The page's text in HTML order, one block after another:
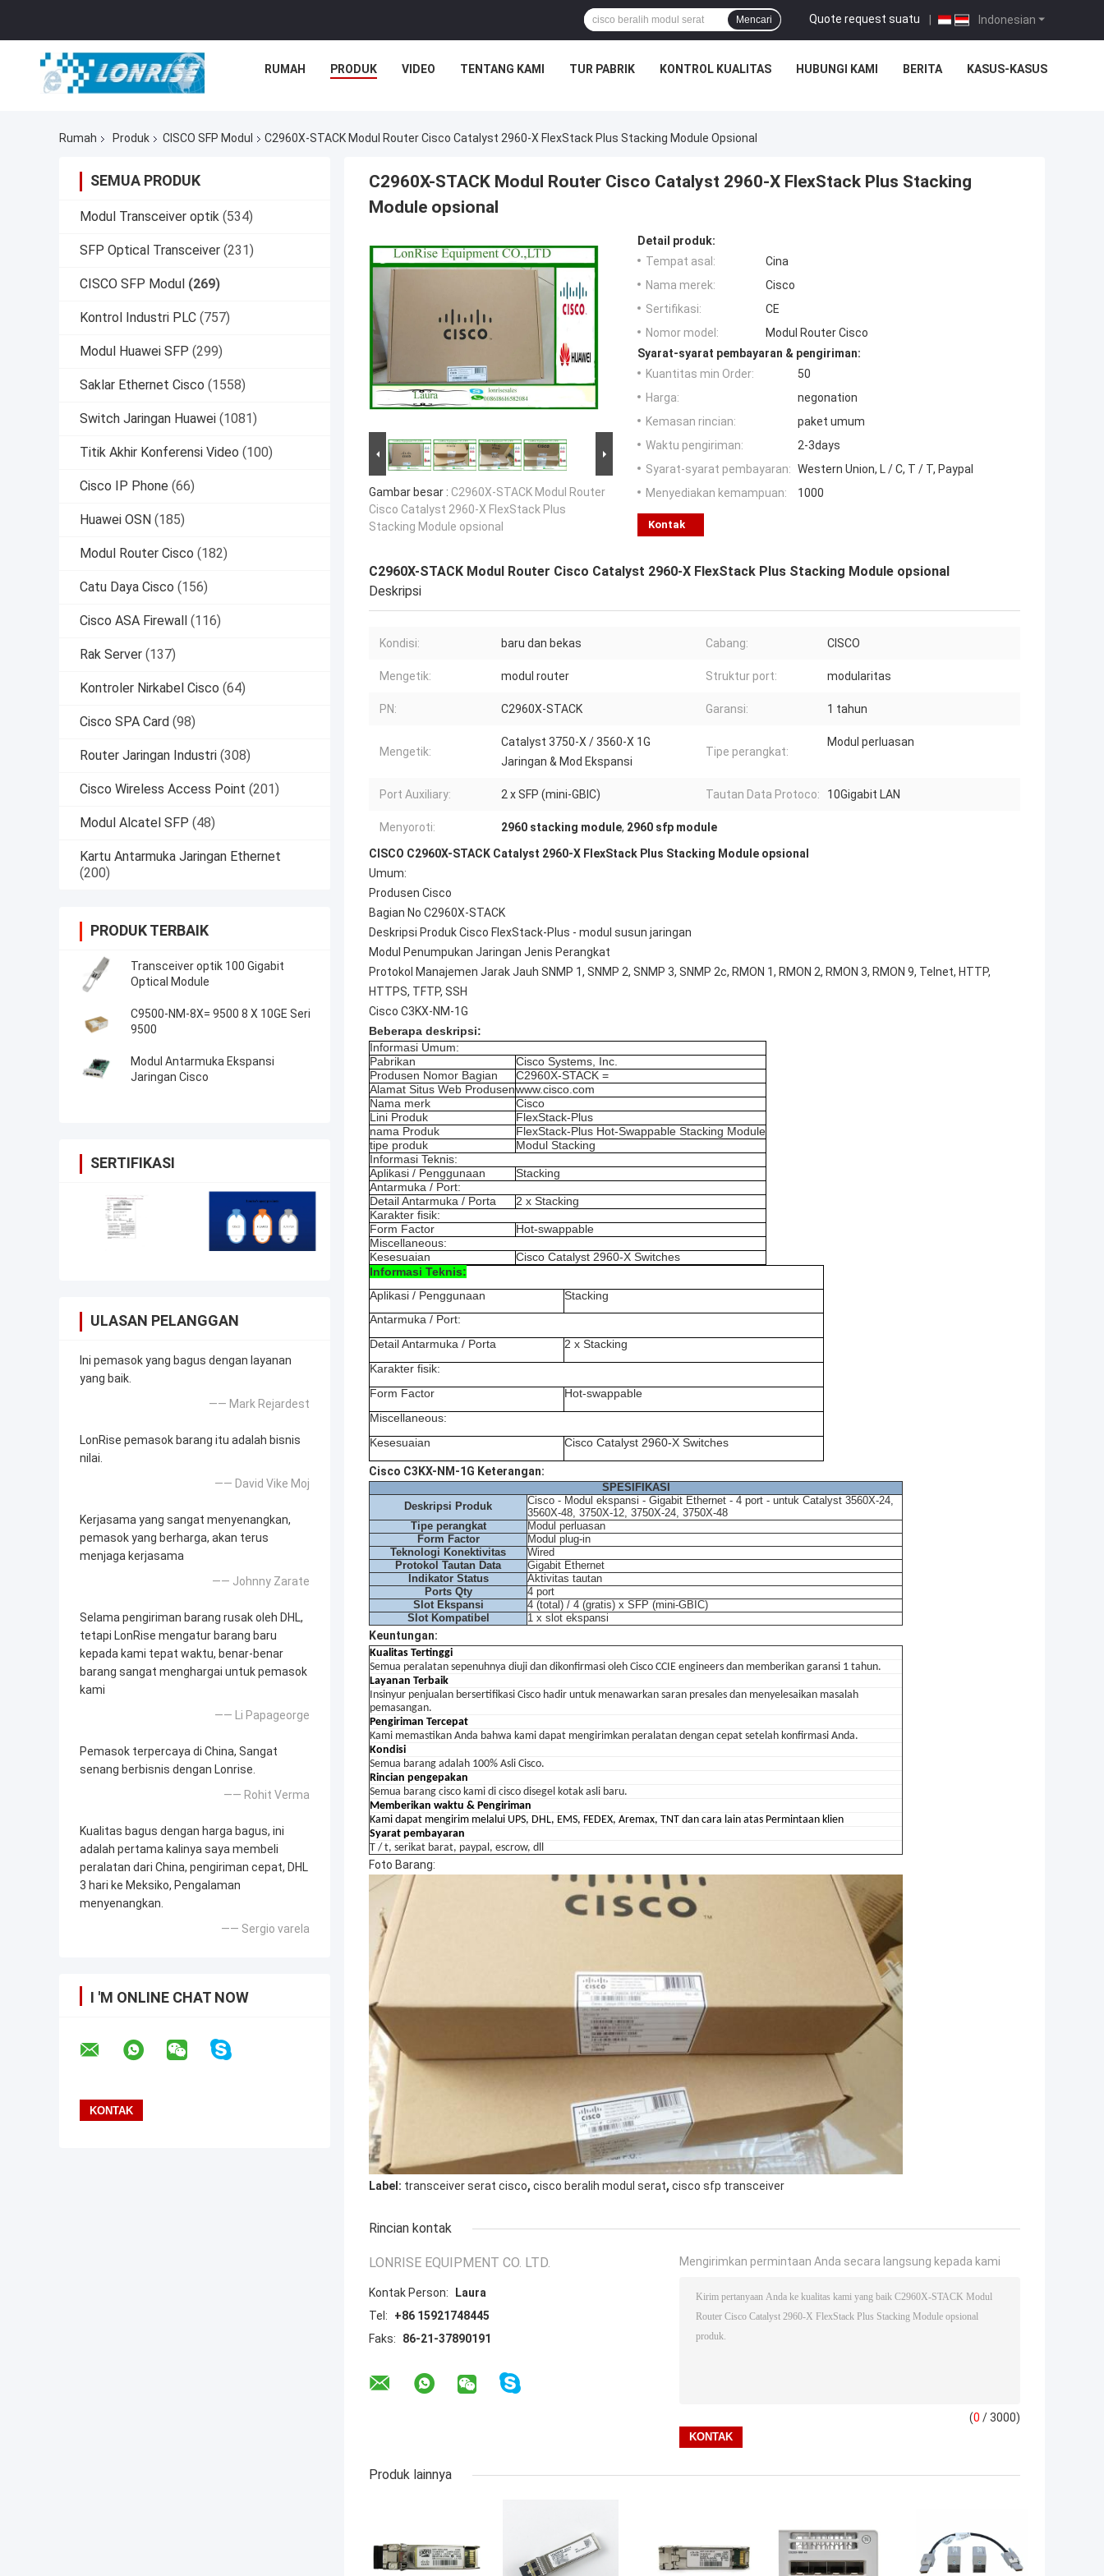
Indonesian
Quote request suatu |
Mencari
RUMAH PRODUK VIDEO TENTANG KAMI TUR PABRIK KONTROL KUALITAS HUBUNGI KAMI BERITA KASUS-KASUS
Rumah Produk CISCO SFP Modul C2960X-STACK Modul Router Cisco Catalyst 2960-X FlexStack Plus Stacking Module Opsional
SEMUA PRODUK
Modul Transceiver optik (534)
SFP Optical Transceiver (231)
CISCO SFP Modul (269)
Kontrol Industri PLC (757)
Modul Huawei SFP (299)
Saklar Ethernet Cisco (1558)
Switch Jaringan Huawei (1081)
Titik Akhir Konferensi Video (100)
Cisco IP Phone (66)
Huawei OSN (185)
Modul Router Cisco (182)
Catu Daya Cisco (156)
Cisco ASA Firewall (116)
Rak Server (137)
Kontroler Nirkabel Cisco (64)
Cisco SPA Card (98)
Router Jaringan Industri (308)
Cisco Wireless Access Point (201)
Modul Alcatel SFP (48)
Kartu Antarmuka Jaringan Ethernet
(200)
PRODUK TERBAIK
Transceiver optik 100 Gigabit
Optical Module
C9500-NM-8X= 9500 8 X 10GE Seri
9500
Modul Antarmuka Ekspansi
Jaringan Cisco
SERTIFIKASI
ULASAN PELANGGAN
Ini pemasok yang bagus dengan layanan
yang baik.
—— Mark Rejardest
LonRise pemasok barang itu adalah bisnis
nilai.
—— David Vike Moj
Kerjasama yang sangat menyenangkan,
pemasok yang berharga, akan terus
menjaga kerjasama
—— Johnny Zarate
Selama pengiriman barang rusak oleh DHL,
tetapi LonRise mengatur barang baru
kepada kami tepat waktu, benar-benar
barang sangat menghargai untuk pemasok
kami
—— Li Papageorge
Pemasok terpercaya di China, Sangat
senang berbisnis dengan Lonrise.
—— Rohit Verma
Kualitas bagus dengan harga bagus, ini
adalah pertama kalinya saya membeli
peralatan dari China, pengiriman cepat, DHL
3 hari ke Meksiko, Pengalaman
menyenangkan.
—— Sergio varela
I 'M ONLINE CHAT NOW
C2960X-STACK Modul Router Cisco Catalyst 2960-X FlexStack Plus Stacking
Module opsional
Gambar besar : C2960X-STACK Modul Router
Cisco Catalyst 2960-X FlexStack Plus
Stacking Module opsional
Detail produk:
Tempat asal:
Cina
Nama merek:
Cisco
Sertifikasi:
CE
Nomor model:
Modul Router Cisco
Syarat-syarat pembayaran & pengiriman:
Kuantitas min Order:
50
Harga:
negonation
Kemasan rincian:
paket umum
Waktu pengiriman:
2-3days
Syarat-syarat pembayaran: Western Union, L / C, T / T, Paypal
Menyediakan kemampuan:
1000
Kontak
C2960X-STACK Modul Router Cisco Catalyst 2960-X FlexStack Plus Stacking Module opsional
Deskripsi
Kondisi: baru dan bekas Cabang: CISCO
Mengetik: modul router Struktur port: modularitas
PN: C2960X-STACK Garansi: 1 tahun
Mengetik:
Catalyst 3750-X / 3560-X 1G
Jaringan & Mod Ekspansi
Tipe perangkat:
Modul perluasan
Port Auxiliary: 2 x SFP (mini-GBIC) Tautan Data Protoco: 10Gigabit LAN
Menyoroti: 2960 stacking module, 2960 sfp module
CISCO C2960X-STACK Catalyst 2960-X FlexStack Plus Stacking Module opsional
Umum:
Produsen Cisco
Bagian No C2960X-STACK
Deskripsi Produk Cisco FlexStack-Plus - modul susun jaringan
Modul Penumpukan Jaringan Jenis Perangkat
Protokol Manajemen Jarak Jauh SNMP 1, SNMP 2, SNMP 3, SNMP 2c, RMON 1, RMON 2, RMON 3, RMON 9, Telnet, HTTP,
HTTPS, TFTP, SSH
Cisco C3KX-NM-1G
Beberapa deskripsi:
Informasi Umum:
Pabrikan
Cisco Systems, Inc.
Produsen Nomor Bagian
C2960X-STACK =
Alamat Situs Web Produsenwww.cisco.com
Nama merk
Cisco
Lini Produk
FlexStack-Plus
nama Produk
FlexStack-Plus Hot-Swappable Stacking Module
tipe produk
Modul Stacking
Informasi Teknis:
Aplikasi / Penggunaan
Stacking
Antarmuka / Port:
Detail Antarmuka / Porta
2 x Stacking
Karakter fisik:
Form Factor
Hot-swappable
Miscellaneous:
Kesesuaian
Cisco Catalyst 2960-X Switches
Informasi Teknis:
Aplikasi / Penggunaan
Stacking
Antarmuka / Port:
Detail Antarmuka / Porta
2 x Stacking
Karakter fisik:
Form Factor
Hot-swappable
Miscellaneous:
Kesesuaian
Cisco Catalyst 2960-X Switches
Cisco C3KX-NM-1G Keterangan:
SPESIFIKASI
Deskripsi Produk
Cisco - Modul ekspansi - Gigabit Ethernet - 4 port - untuk Catalyst 3560X-24,
3560X-48, 3750X-12, 3750X-24, 3750X-48
Tipe perangkat
Modul perluasan
Form Factor
Modul plug-in
Teknologi Konektivitas
Wired
Protokol Tautan Data
Gigabit Ethernet
Indikator Status
Aktivitas tautan
Ports Qty
4 port
Slot Ekspansi
4 (total) / 4 (gratis) x SFP (mini-GBIC)
Slot Kompatibel
1 x slot ekspansi
Keuntungan:
Kualitas Tertinggi
Semua peralatan sepenuhnya diuji dan dikonfirmasi oleh Cisco CCIE engineers dan memberikan garansi 1 tahun.
Layanan Terbaik
Insinyur penjualan bersertifikasi Cisco hadir untuk menawarkan saran presales dan menyelesaikan masalah
pemasangan.
Pengiriman Tercepat
Kami memastikan Anda bahwa kami dapat mengirimkan peralatan dengan cepat setelah konfirmasi Anda.
Kondisi
Semua barang adalah 100% Asli Cisco.
Rincian pengepakan
Semua barang cisco kami di cisco disegel kotak asli baru.
Memberikan waktu & Pengiriman
Kami dapat mengirim melalui UPS, DHL, EMS, FEDEX, Aremax, TNT dan cara lain atas Permintaan klien
Syarat pembayaran
T / t, serikat barat, paypal, escrow, dll
Foto Barang:
Label: transceiver serat cisco, cisco beralih modul serat, cisco sfp transceiver
Rincian kontak
LONRISE EQUIPMENT CO. LTD.
Kontak Person:
Laura
Tel:
+86 15921748445
Faks:
86-21-37890191
Mengirimkan permintaan Anda secara langsung kepada kami
(0 / 3000)
Produk lainnya